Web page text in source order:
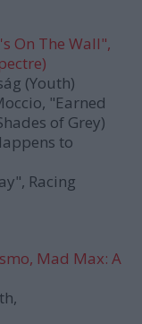
On The Wall",
(Youth)
"Earned
of Grey)
to
Racing
Mad Max: A